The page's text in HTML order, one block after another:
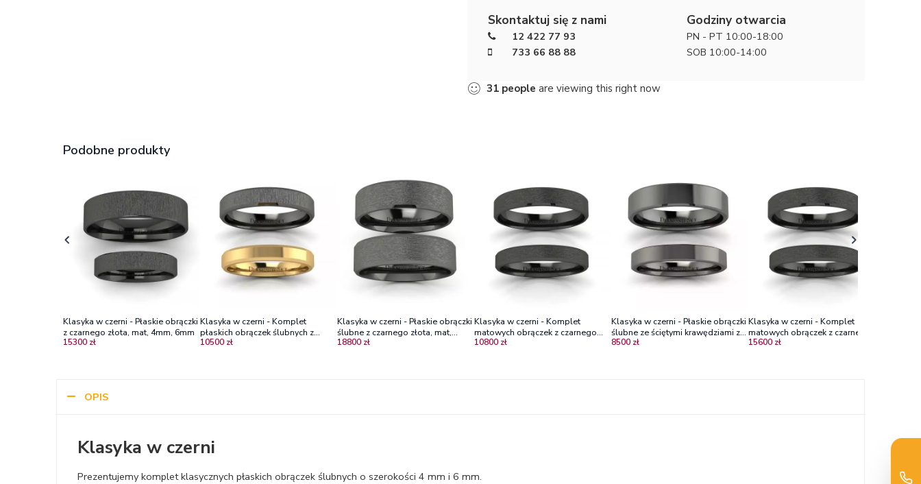
Skontaktuj się z nami
12 422 77 93
733 66 88 88
Godziny otwarcia
PN - PT 10:00-18:00
SOB 10:00-14:00
31 people are viewing this right now
Podobne produkty
Klasyka w czerni - Płaskie obrączki
z czarnego złota, mat, 4mm, 6mm
15300 zł
Klasyka w czerni - Komplet
płaskich obrączek ślubnych z
żółtego i czarnego złota, 3.0 mm,
10500 zł
Klasyka w czerni - Płaskie obrączki
ślubne z czarnego złota, mat,
5,5mm, 6mm
18800 zł
Klasyka w czerni - Komplet
matowych obrączek z czarnego
złota, 3.0mm, 4.0mm
10800 zł
Klasyka w czerni - Płaskie obrączki
ślubne ze ściętymi krawędziami z
czarnego złota, 3.0 mm
8500 zł
Klasyka w czerni - Komplet
matowych obrączek z czarnego
złota, 4.0mm, 6.0mm
15600 zł
OPIS
Klasyka w czerni
Prezentujemy komplet klasycznych płaskich obrączek ślubnych o szerokości 4 mm i 6 mm.